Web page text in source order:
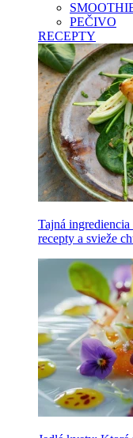
PEČIVO
RECEPTY
Tajná
recepty a svieže